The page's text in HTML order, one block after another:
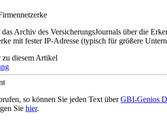
Archiv des VersicherungsJournals über die
mit fester IP-Adresse (typisch für größere
zu diesem Artikel
so können Sie jeden Text überGBI-Genios
Sie hier.